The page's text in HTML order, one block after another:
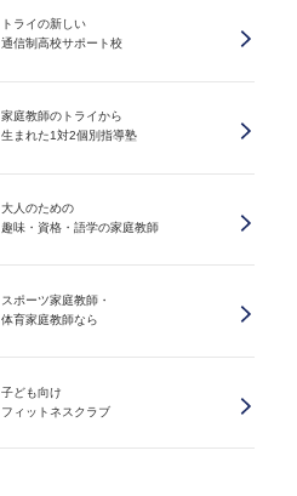
トライの新しい
通信制高校サポート校
家庭教師のトライから
生まれた1対2個別指導塾
大人のための
趣味・資格・語学の家庭教師
スポーツ家庭教師・
体育家庭教師なら
子ども向け
フィットネスクラブ